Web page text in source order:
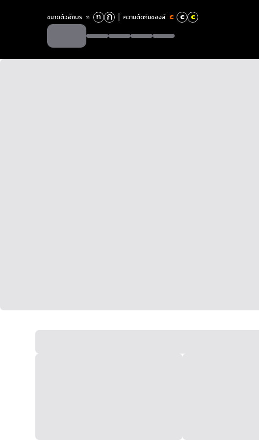
ขนาดตัวอักษร ก ก ก ความตัดกันของสี c c c